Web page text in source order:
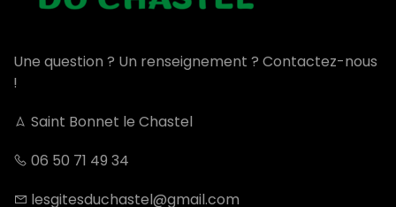
Une question ? Un renseignement ? Contactez-nous
!
Saint Bonnet le Chastel
06 50 71 49 34
lesgitesduchastel@gmail.com